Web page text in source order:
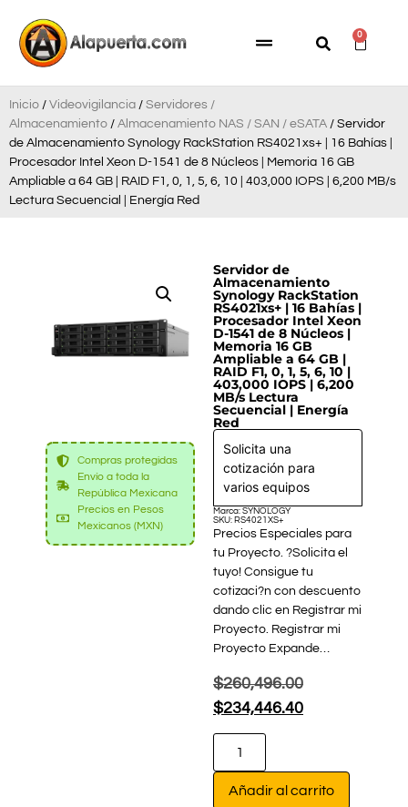
0
Inicio / Videovigilancia / Servidores /
Almacenamiento / Almacenamiento NAS / SAN / eSATA / Servidor
de Almacenamiento Synology RackStation RS4021xs+ | 16 Bahías |
Procesador Intel Xeon D-1541 de 8 Núcleos | Memoria 16 GB
Ampliable a 64 GB | RAID F1, 0, 1, 5, 6, 10 | 403,000 IOPS | 6,200 MB/s
Lectura Secuencial | Energía Red
Compras protegidas
Envío a toda la
República Mexicana
Precios en Pesos
Mexicanos (MXN)
Servidor de
Almacenamiento
Synology RackStation
RS4021xs+ | 16 Bahías |
Procesador Intel Xeon
D-1541 de 8 Núcleos |
Memoria 16 GB
Ampliable a 64 GB |
RAID F1, 0, 1, 5, 6, 10 |
403,000 IOPS | 6,200
MB/s Lectura
Secuencial | Energía
Red
Solicita una
cotización para
varios equipos
Marca: SYNOLOGY
SKU: RS4021XS+
Precios Especiales para
tu Proyecto. ?Solicita el
tuyo! Consigue tu
cotizaci?n con descuento
dando clic en Registrar mi
Proyecto. Registrar mi
Proyecto Expande…
$260,496.00
$234,446.40
Añadir al carrito